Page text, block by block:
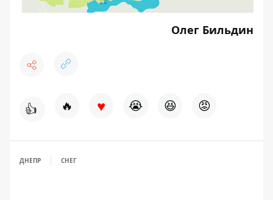
Олег Бильдин
👍 🔥 ♥ 😭 😆 😡
ДНЕПР СНЕГ